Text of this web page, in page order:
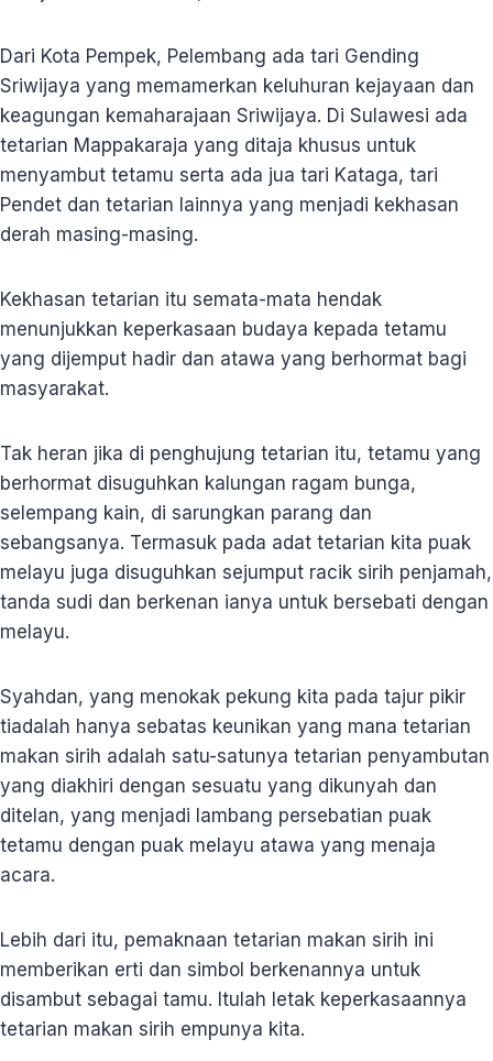
Dari Kota Pempek, Pelembang ada tari Gending
Sriwijaya yang memamerkan keluhuran kejayaan dan
keagungan kemaharajaan Sriwijaya. Di Sulawesi ada
tetarian Mappakaraja yang ditaja khusus untuk
menyambut tetamu serta ada jua tari Kataga, tari
Pendet dan tetarian lainnya yang menjadi kekhasan
derah masing-masing.
Kekhasan tetarian itu semata-mata hendak
menunjukkan keperkasaan budaya kepada tetamu
yang dijemput hadir dan atawa yang berhormat bagi
masyarakat.
Tak heran jika di penghujung tetarian itu, tetamu yang
berhormat disuguhkan kalungan ragam bunga,
selempang kain, di sarungkan parang dan
sebangsanya. Termasuk pada adat tetarian kita puak
melayu juga disuguhkan sejumput racik sirih penjamah,
tanda sudi dan berkenan ianya untuk bersebati dengan
melayu.
Syahdan, yang menokak pekung kita pada tajur pikir
tiadalah hanya sebatas keunikan yang mana tetarian
makan sirih adalah satu-satunya tetarian penyambutan
yang diakhiri dengan sesuatu yang dikunyah dan
ditelan, yang menjadi lambang persebatian puak
tetamu dengan puak melayu atawa yang menaja
acara.
Lebih dari itu, pemaknaan tetarian makan sirih ini
memberikan erti dan simbol berkenannya untuk
disambut sebagai tamu. Itulah letak keperkasaannya
tetarian makan sirih empunya kita.